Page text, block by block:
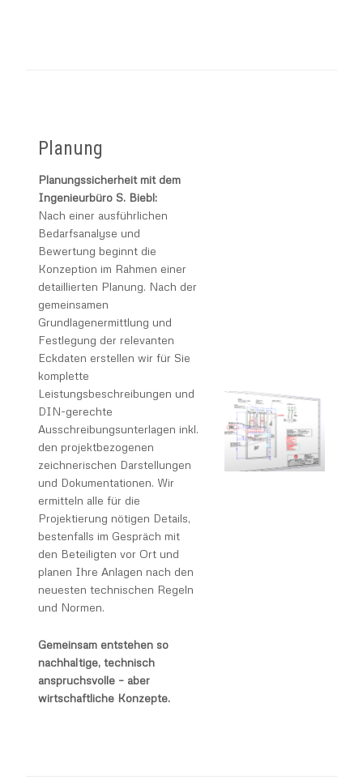
Planung
Planungssicherheit mit dem
Ingenieurbüro S. Biebl:
Nach einer ausführlichen
Bedarfsanalyse und
Bewertung beginnt die
Konzeption im Rahmen einer
detaillierten Planung. Nach der
gemeinsamen
Grundlagenermittlung und
Festlegung der relevanten
Eckdaten erstellen wir für Sie
komplette
Leistungsbeschreibungen und
DIN-gerechte
Ausschreibungsunterlagen inkl.
den projektbezogenen
zeichnerischen Darstellungen
und Dokumentationen. Wir
ermitteln alle für die
Projektierung nötigen Details,
bestenfalls im Gespräch mit
den Beteiligten vor Ort und
planen Ihre Anlagen nach den
neuesten technischen Regeln
und Normen.
Gemeinsam entstehen so
nachhaltige, technisch
anspruchsvolle – aber
wirtschaftliche Konzepte.